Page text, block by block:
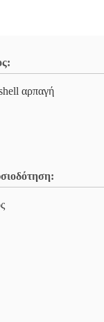
αρπαγή